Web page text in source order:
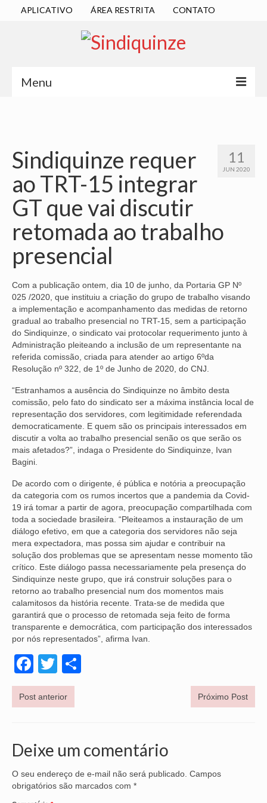
APLICATIVO ÁREA RESTRITA CONTATO
Menu
DIRETORIA EXECUTIVA
ESTATUTO
ATAS
LOCALIZAÇÃO
QUEM SOMOS
NOSSA HISTÓRIA
SUBSEDES
ARAÇATUBA
BAURU
RIBEIRÃO PRETO
SÃO JOSÉ DOS CAMPOS
SÃO JOSÉ DO RIO PRETO
SOROCABA
NOTÍCIAS
BOLETIM
VÍDEOS
CONVÊNIOS
SINDICALIZE-SE
JURÍDICO
NÚCLEOS
AGENTES DE POLÍCIA JUDICIAL
ACESSIBILIDADE E INCLUSÃO
LGBTQIA+
MULHERES
11
JUN 2020
Sindiquinze requer
ao TRT-15 integrar
GT que vai discutir
retomada ao trabalho
presencial
Com a publicação ontem, dia 10 de junho, da Portaria GP Nº
025 /2020, que instituiu a criação do grupo de trabalho visando
a implementação e acompanhamento das medidas de retorno
gradual ao trabalho presencial no TRT-15, sem a participação
do Sindiquinze, o sindicato vai protocolar requerimento junto à
Administração pleiteando a inclusão de um representante na
referida comissão, criada para atender ao artigo 6ºda
Resolução nº 322, de 1º de Junho de 2020, do CNJ.
“Estranhamos a ausência do Sindiquinze no âmbito desta
comissão, pelo fato do sindicato ser a máxima instância local de
representação dos servidores, com legitimidade referendada
democraticamente. E quem são os principais interessados em
discutir a volta ao trabalho presencial senão os que serão os
mais afetados?”, indaga o Presidente do Sindiquinze, Ivan
Bagini.
De acordo com o dirigente, é pública e notória a preocupação
da categoria com os rumos incertos que a pandemia da Covid-
19 irá tomar a partir de agora, preocupação compartilhada com
toda a sociedade brasileira. “Pleiteamos a instauração de um
diálogo efetivo, em que a categoria dos servidores não seja
mera expectadora, mas possa sim ajudar e contribuir na
solução dos problemas que se apresentam nesse momento tão
crítico. Este diálogo passa necessariamente pela presença do
Sindiquinze neste grupo, que irá construir soluções para o
retorno ao trabalho presencial num dos momentos mais
calamitosos da história recente. Trata-se de medida que
garantirá que o processo de retomada seja feito de forma
transparente e democrática, com participação dos interessados
por nós representados”, afirma Ivan.
Facebook
Twitter
Post anterior Próximo Post
Deixe um comentário
O seu endereço de e-mail não será publicado. Campos
obrigatórios são marcados com *